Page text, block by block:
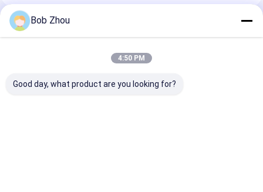
Geadviseerde Producten
Bob Zhou
4:50 PM
Good day, what product are you looking for?